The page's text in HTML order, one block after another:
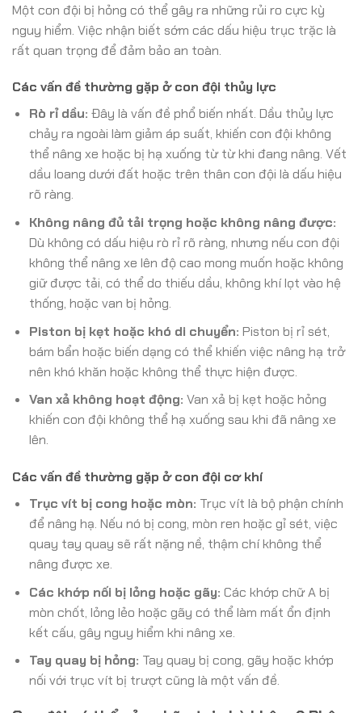
Một con đội bị hỏng có thể gây ra những rủi ro cực kỳ
nguy hiểm. Việc nhận biết sớm các dấu hiệu trục trặc là
rất quan trọng để đảm bảo an toàn.
Các vấn đề thường gặp ở con đội thủy lực
Rò rỉ dầu: Đây là vấn đề phổ biến nhất. Dầu thủy lực
chảy ra ngoài làm giảm áp suất, khiến con đội không
thể nâng xe hoặc bị hạ xuống từ từ khi đang nâng. Vết
dầu loang dưới đất hoặc trên thân con đội là dấu hiệu
rõ ràng.
Không nâng đủ tải trọng hoặc không nâng được:
Dù không có dấu hiệu rò rỉ rõ ràng, nhưng nếu con đội
không thể nâng xe lên độ cao mong muốn hoặc không
giữ được tải, có thể do thiếu dầu, không khí lọt vào hệ
thống, hoặc van bị hỏng.
Piston bị kẹt hoặc khó di chuyển: Piston bị rỉ sét,
bám bẩn hoặc biến dạng có thể khiến việc nâng hạ trở
nên khó khăn hoặc không thể thực hiện được.
Van xả không hoạt động: Van xả bị kẹt hoặc hỏng
khiến con đội không thể hạ xuống sau khi đã nâng xe
lên.
Các vấn đề thường gặp ở con đội cơ khí
Trục vít bị cong hoặc mòn: Trục vít là bộ phận chính
để nâng hạ. Nếu nó bị cong, mòn ren hoặc gỉ sét, việc
quay tay quay sẽ rất nặng nề, thậm chí không thể
nâng được xe.
Các khớp nối bị lỏng hoặc gãy: Các khớp chữ A bị
mòn chốt, lỏng lẻo hoặc gãy có thể làm mất ổn định
kết cấu, gây nguy hiểm khi nâng xe.
Tay quay bị hỏng: Tay quay bị cong, gãy hoặc khớp
nối với trục vít bị trượt cũng là một vấn đề.